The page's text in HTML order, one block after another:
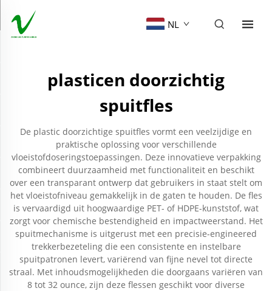
NL
plasticen doorzichtig
spuitfles
De plastic doorzichtige spuitfles vormt een veelzijdige en
praktische oplossing voor verschillende
vloeistofdoseringstoepassingen. Deze innovatieve verpakking
combineert duurzaamheid met functionaliteit en beschikt
over een transparant ontwerp dat gebruikers in staat stelt om
het vloeistofniveau gemakkelijk in de gaten te houden. De fles
is vervaardigd uit hoogwaardige PET- of HDPE-kunststof, wat
zorgt voor chemische bestendigheid en impactweerstand. Het
spuitmechanisme is uitgerust met een precisie-engineered
trekkerbezeteling die een consistente en instelbare
spuitpatronen levert, variërend van fijne nevel tot directe
straal. Met inhoudsmogelijkheden die doorgaans variëren van
8 tot 32 ounce, zijn deze flessen geschikt voor diverse